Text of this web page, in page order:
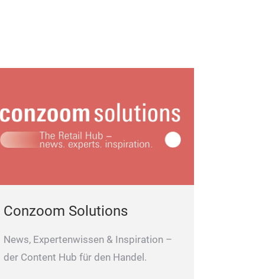
Conzoom Solutions
News, Expertenwissen & Inspiration –
der Content Hub für den Handel.